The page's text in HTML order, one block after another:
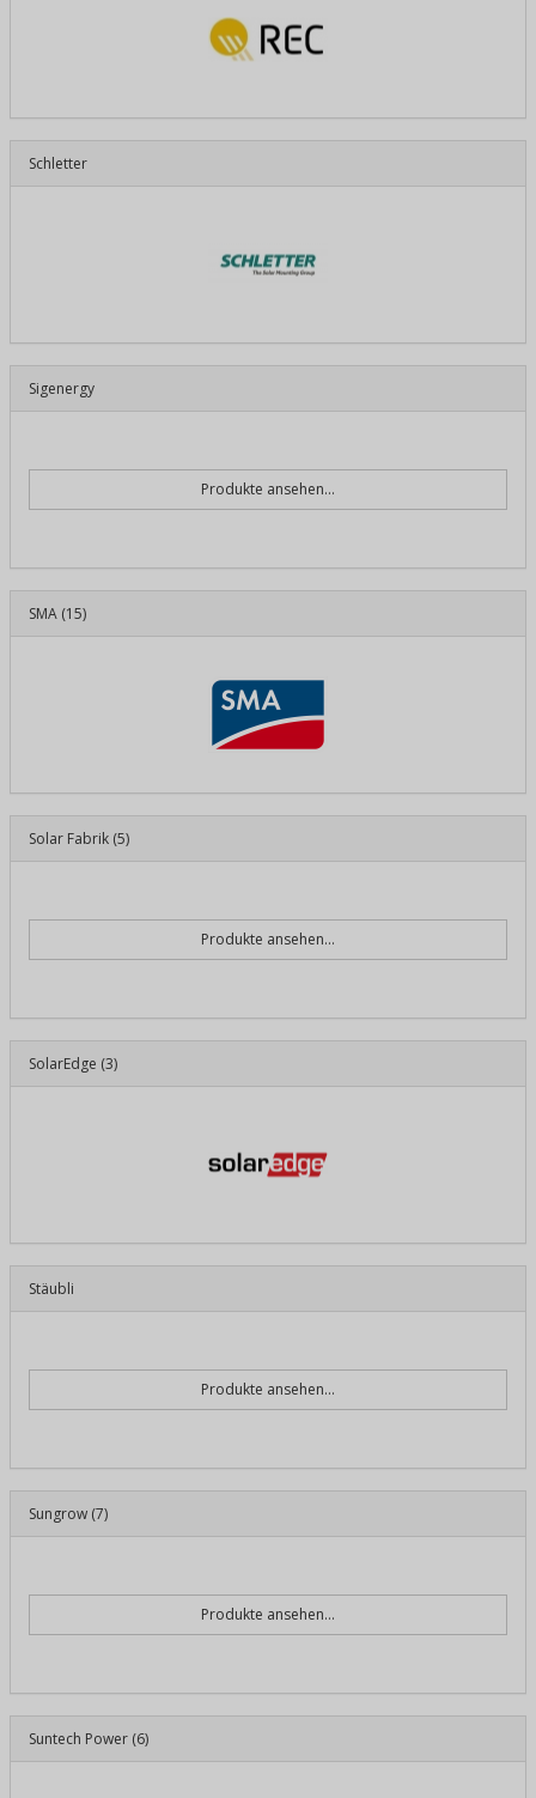
Schletter
Sigenergy
Produkte ansehen...
SMA (15)
Solar Fabrik (5)
Produkte ansehen...
SolarEdge (3)
Stäubli
Produkte ansehen...
Sungrow (7)
Produkte ansehen...
Suntech Power (6)